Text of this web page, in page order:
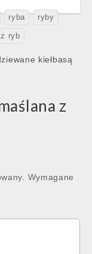
ryba ryby
z ryb
kiełbasą
z
Wymagane